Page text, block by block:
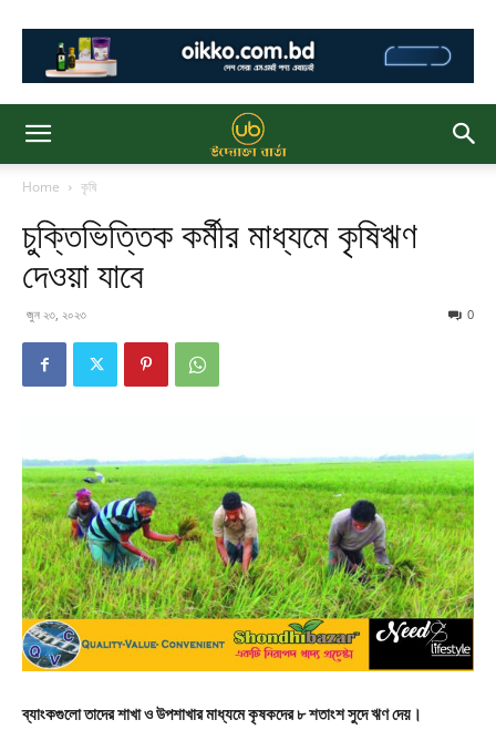
Home কৃষি
চুক্তিভিত্তিক কর্মীর মাধ্যমে কৃষিঋণ
দেওয়া যাবে
জুন ২৩, ২০২৩ 0
ব্যাংকগুলো তাদের শাখা ও উপশাখার মাধ্যমে কৃষকদের ৮ শতাংশ সুদে ঋণ দেয়।